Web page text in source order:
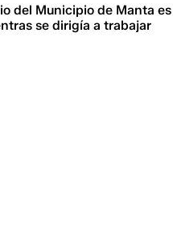
del Municipio de Manta
se dirigía a trabajar